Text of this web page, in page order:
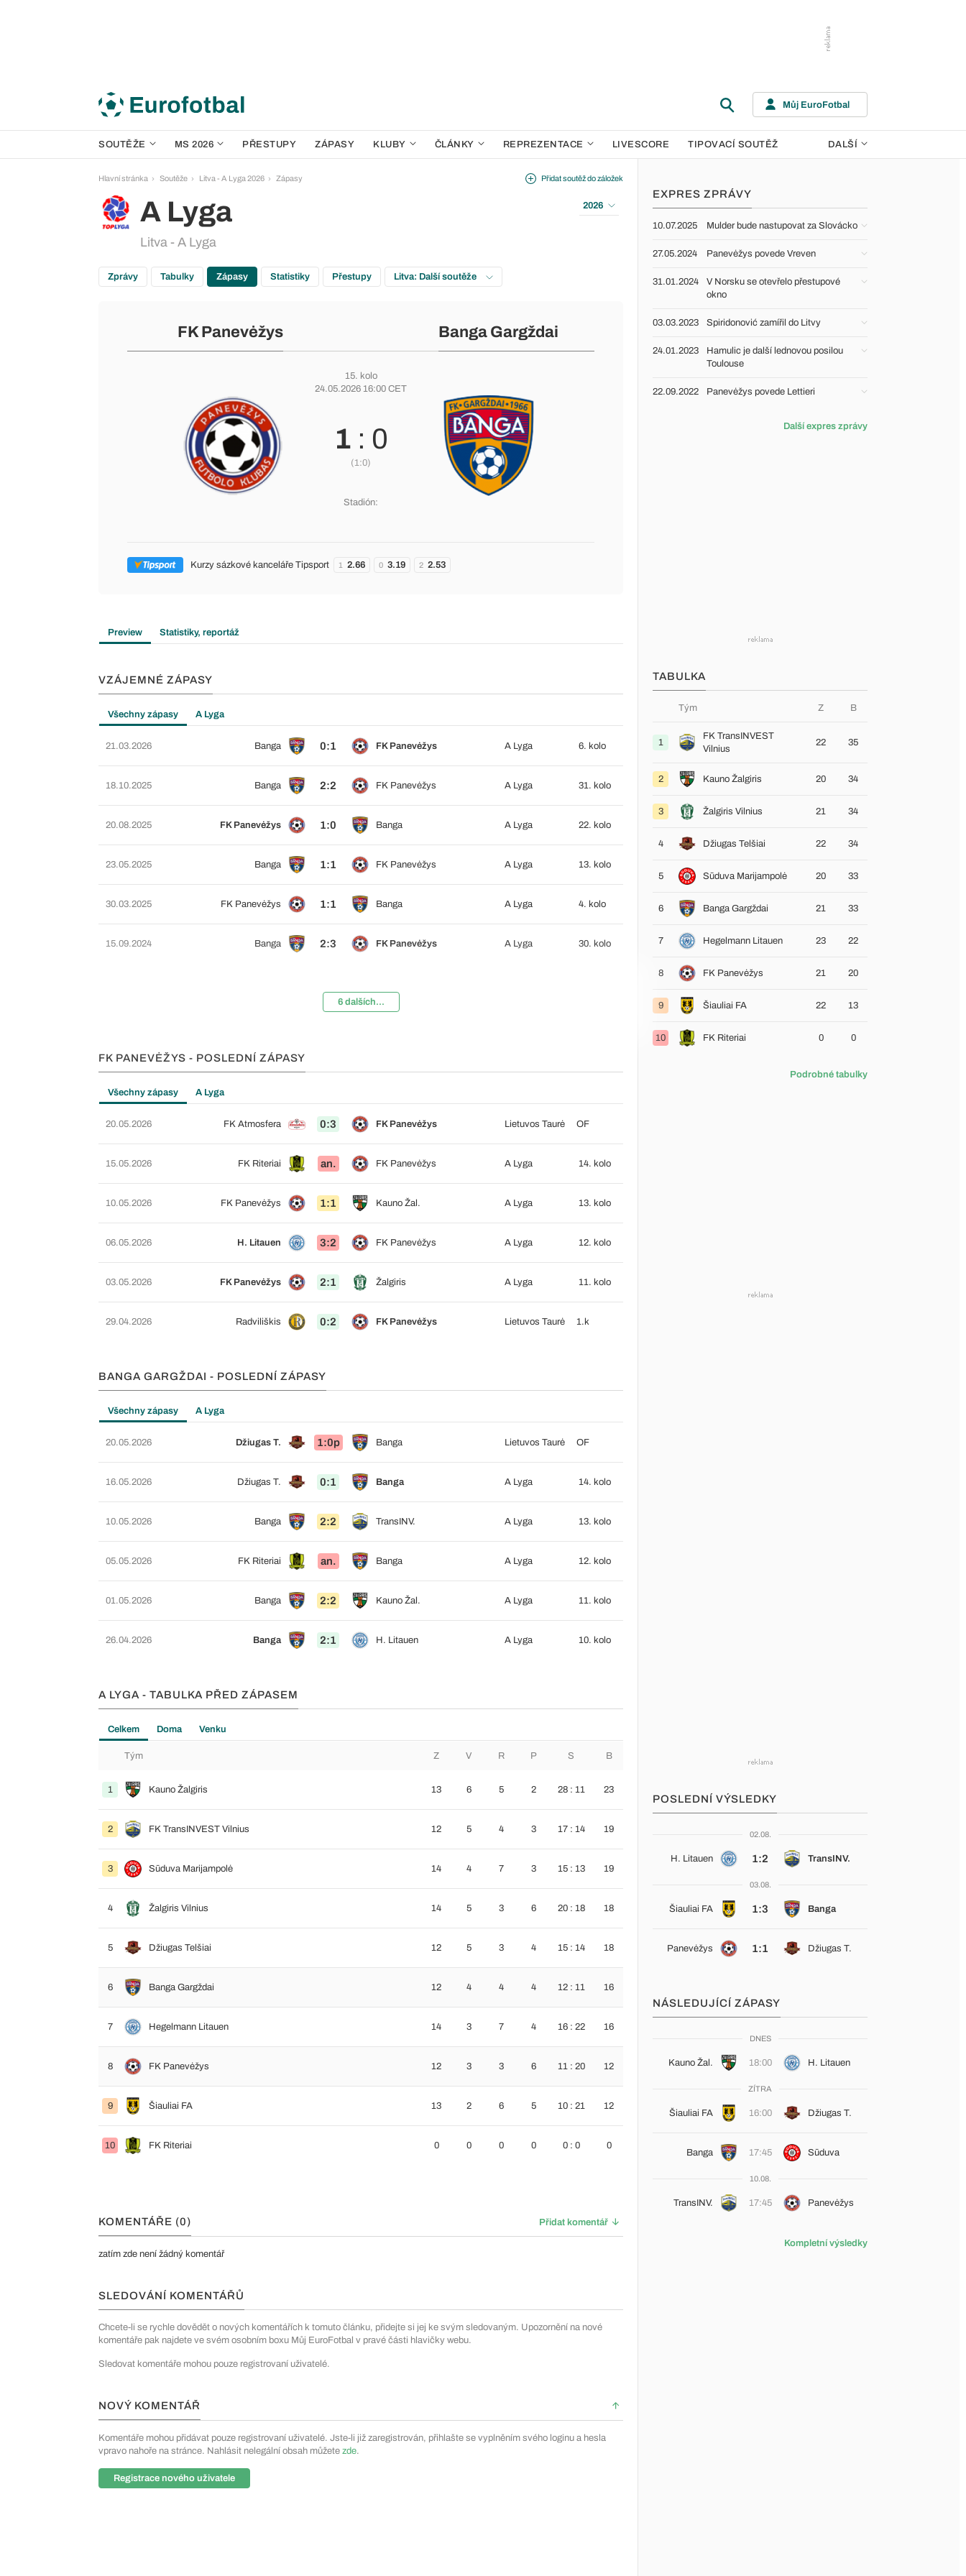
Můj EuroFotbal
SOUTĚŽE MS 2026 PŘESTUPY ZÁPASY KLUBY ČLÁNKY REPREZENTACE LIVESCORE TIPOVACÍ SOUTĚŽ DALŠÍ
Hlavní stránka Soutěže Litva - A Lyga 2026 Zápasy
A Lyga
Litva - A Lyga
Přidat soutěž do záložek
2026
Zprávy Tabulky Zápasy Statistiky Přestupy Litva: Další soutěže
FK Panevėžys Banga Gargždai
15. kolo
24.05.2026 16:00 CET
1 : 0
(1:0)
Stadión:
Kurzy sázkové kanceláře Tipsport 1 2.66 0 3.19 2 2.53
Preview Statistiky, reportáž
VZÁJEMNÉ ZÁPASY
Všechny zápasy A Lyga
21.03.2026 Banga 0:1 FK Panevėžys A Lyga 6. kolo
18.10.2025 Banga 2:2 FK Panevėžys A Lyga 31. kolo
20.08.2025 FK Panevėžys 1:0 Banga A Lyga 22. kolo
23.05.2025 Banga 1:1 FK Panevėžys A Lyga 13. kolo
30.03.2025 FK Panevėžys 1:1 Banga A Lyga 4. kolo
15.09.2024 Banga 2:3 FK Panevėžys A Lyga 30. kolo
6 dalších...
FK PANEVĖŽYS - POSLEDNÍ ZÁPASY
Všechny zápasy A Lyga
20.05.2026 FK Atmosfera 0:3 FK Panevėžys Lietuvos Taurė OF
15.05.2026 FK Riteriai an. FK Panevėžys A Lyga 14. kolo
10.05.2026 FK Panevėžys 1:1 Kauno Žal. A Lyga 13. kolo
06.05.2026 H. Litauen 3:2 FK Panevėžys A Lyga 12. kolo
03.05.2026 FK Panevėžys 2:1 Žalgiris A Lyga 11. kolo
29.04.2026 Radviliškis 0:2 FK Panevėžys Lietuvos Taurė 1.k
BANGA GARGŽDAI - POSLEDNÍ ZÁPASY
Všechny zápasy A Lyga
20.05.2026 Džiugas T. 1:0p Banga Lietuvos Taurė OF
16.05.2026 Džiugas T. 0:1 Banga A Lyga 14. kolo
10.05.2026 Banga 2:2 TransINV. A Lyga 13. kolo
05.05.2026 FK Riteriai an. Banga A Lyga 12. kolo
01.05.2026 Banga 2:2 Kauno Žal. A Lyga 11. kolo
26.04.2026 Banga 2:1 H. Litauen A Lyga 10. kolo
A LYGA - TABULKA PŘED ZÁPASEM
Celkem Doma Venku
Tým Z V R P S B
1 Kauno Žalgiris 13 6 5 2 28 : 11 23
2 FK TransINVEST Vilnius 12 5 4 3 17 : 14 19
3 Sūduva Marijampolė 14 4 7 3 15 : 13 19
4 Žalgiris Vilnius 14 5 3 6 20 : 18 18
5 Džiugas Telšiai 12 5 3 4 15 : 14 18
6 Banga Gargždai 12 4 4 4 12 : 11 16
7 Hegelmann Litauen 14 3 7 4 16 : 22 16
8 FK Panevėžys 12 3 3 6 11 : 20 12
9 Šiauliai FA 13 2 6 5 10 : 21 12
10 FK Riteriai 0 0 0 0 0 : 0 0
KOMENTÁŘE (0) Přidat komentář
zatím zde není žádný komentář
SLEDOVÁNÍ KOMENTÁŘŮ
Chcete-li se rychle dovědět o nových komentářích k tomuto článku, přidejte si jej ke svým sledovaným. Upozornění na nové
komentáře pak najdete ve svém osobním boxu Můj EuroFotbal v pravé části hlavičky webu.
Sledovat komentáře mohou pouze registrovaní uživatelé.
NOVÝ KOMENTÁŘ
Komentáře mohou přidávat pouze registrovaní uživatelé. Jste-li již zaregistrován, přihlašte se vyplněním svého loginu a hesla
vpravo nahoře na stránce. Nahlásit nelegální obsah můžete zde.
Registrace nového uživatele
EXPRES ZPRÁVY
10.07.2025 Mulder bude nastupovat za Slovácko
27.05.2024 Panevėžys povede Vreven
31.01.2024
V Norsku se otevřelo přestupové
okno
03.03.2023 Spiridonović zamířil do Litvy
24.01.2023
Hamulic je další lednovou posilou
Toulouse
22.09.2022 Panevėžys povede Lettieri
Další expres zprávy
TABULKA
Tým Z B
1
FK TransINVEST
Vilnius
22 35
2 Kauno Žalgiris 20 34
3 Žalgiris Vilnius 21 34
4 Džiugas Telšiai 22 34
5 Sūduva Marijampolė 20 33
6 Banga Gargždai 21 33
7 Hegelmann Litauen 23 22
8 FK Panevėžys 21 20
9 Šiauliai FA 22 13
10 FK Riteriai 0 0
Podrobné tabulky
POSLEDNÍ VÝSLEDKY
02.08.
H. Litauen 1:2 TransINV.
03.08.
Šiauliai FA 1:3 Banga
Panevėžys 1:1 Džiugas T.
NÁSLEDUJÍCÍ ZÁPASY
DNES
Kauno Žal. 18:00 H. Litauen
ZÍTRA
Šiauliai FA 16:00 Džiugas T.
Banga 17:45 Sūduva
10.08.
TransINV. 17:45 Panevėžys
Kompletní výsledky